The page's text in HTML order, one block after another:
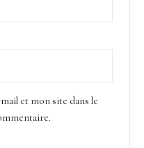
et mon site dans le